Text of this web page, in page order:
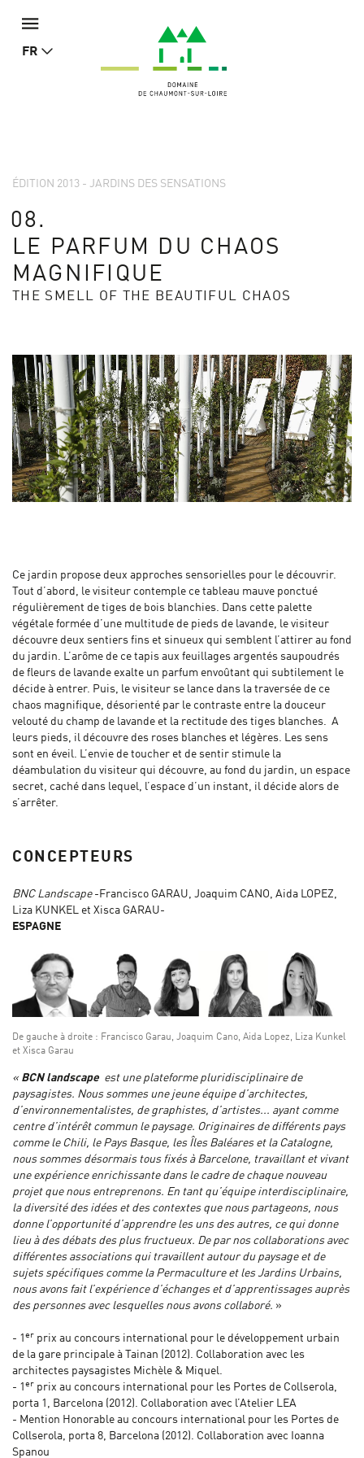
FR
ÉDITION 2013 - JARDINS DES SENSATIONS
08.
LE PARFUM DU CHAOS
MAGNIFIQUE
THE SMELL OF THE BEAUTIFUL CHAOS
Ce jardin propose deux approches sensorielles pour le découvrir.
Tout d’abord, le visiteur contemple ce tableau mauve ponctué
régulièrement de tiges de bois blanchies. Dans cette palette
végétale formée d’une multitude de pieds de lavande, le visiteur
découvre deux sentiers fins et sinueux qui semblent l’attirer au fond
du jardin. L’arôme de ce tapis aux feuillages argentés saupoudrés
de fleurs de lavande exalte un parfum envoûtant qui subtilement le
décide à entrer. Puis, le visiteur se lance dans la traversée de ce
chaos magnifique, désorienté par le contraste entre la douceur
velouté du champ de lavande et la rectitude des tiges blanches. A
leurs pieds, il découvre des roses blanches et légères. Les sens
sont en éveil. L’envie de toucher et de sentir stimule la
déambulation du visiteur qui découvre, au fond du jardin, un espace
secret, caché dans lequel, l’espace d’un instant, il décide alors de
s’arrêter.
CONCEPTEURS
BNC Landscape-Francisco GARAU, Joaquim CANO, Aida LOPEZ,
Liza KUNKEL et Xisca GARAU-
ESPAGNE
De gauche à droite : Francisco Garau, Joaquim Cano, Aida Lopez, Liza Kunkel
et Xisca Garau
« BCN landscape est une plateforme pluridisciplinaire de
paysagistes. Nous sommes une jeune équipe d’architectes,
d’environnementalistes, de graphistes, d’artistes... ayant comme
centre d’intérêt commun le paysage. Originaires de différents pays
comme le Chili, le Pays Basque, les Îles Baléares et la Catalogne,
nous sommes désormais tous fixés à Barcelone, travaillant et vivant
une expérience enrichissante dans le cadre de chaque nouveau
projet que nous entreprenons. En tant qu’équipe interdisciplinaire,
la diversité des idées et des contextes que nous partageons, nous
donne l’opportunité d’apprendre les uns des autres, ce qui donne
lieu à des débats des plus fructueux. De par nos collaborations avec
différentes associations qui travaillent autour du paysage et de
sujets spécifiques comme la Permaculture et les Jardins Urbains,
nous avons fait l’expérience d’échanges et d’apprentissages auprès
des personnes avec lesquelles nous avons collaboré. »
- 1 er prix au concours international pour le développement urbain
de la gare principale à Tainan (2012). Collaboration avec les
architectes paysagistes Michèle & Miquel.
- 1 er prix au concours international pour les Portes de Collserola,
porta 1, Barcelona (2012). Collaboration avec l’Atelier LEA
- Mention Honorable au concours international pour les Portes de
Collserola, porta 8, Barcelona (2012). Collaboration avec Ioanna
Spanou